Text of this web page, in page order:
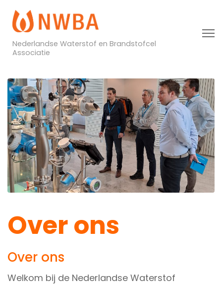
Nederlandse Waterstof en Brandstofcel
Associatie
Over ons
Over ons
Welkom bij de Nederlandse Waterstof